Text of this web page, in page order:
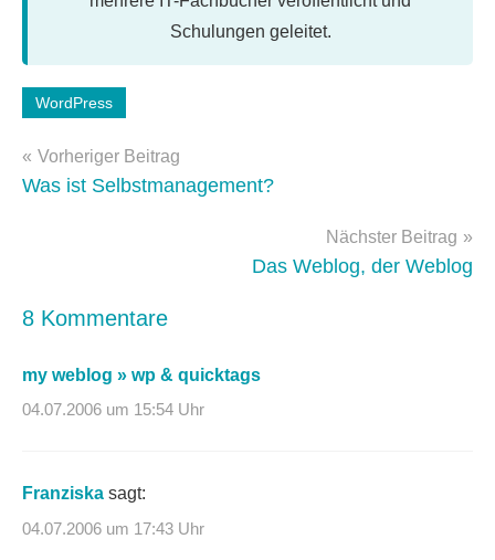
Schulungen geleitet.
Schlagwörter:
Plugins
WordPress
Beitragsnavigation
Vorheriger Beitrag
Was ist Selbstmanagement?
Nächster Beitrag
Das Weblog, der Weblog
8 Kommentare
my weblog » wp & quicktags
04.07.2006 um 15:54 Uhr
Franziska sagt:
04.07.2006 um 17:43 Uhr